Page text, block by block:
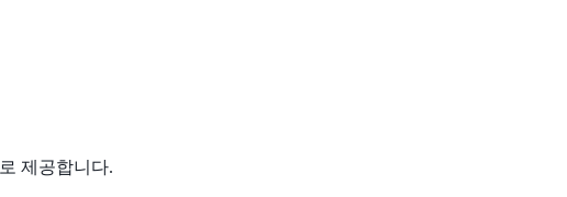
로 제공합니다.